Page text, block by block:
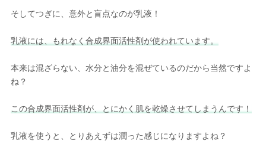
そしてつぎに、意外と盲点なのが乳液！
乳液には、もれなく合成界面活性剤が使われています。
本来は混ざらない、水分と油分を混ぜているのだから当然ですよ
ね？
この合成界面活性剤が、とにかく肌を乾燥させてしまうんです！
乳液を使うと、とりあえずは潤った感じになりますよね？